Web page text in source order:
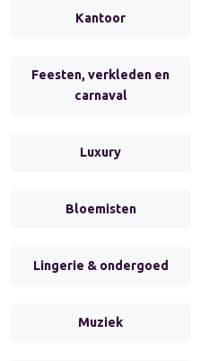
Kantoor
Feesten, verkleden en
carnaval
Luxury
Bloemisten
Lingerie & ondergoed
Muziek